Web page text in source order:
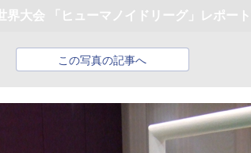
界大会 「ヒューマノイドリーグ」レポート
この写真の記事へ